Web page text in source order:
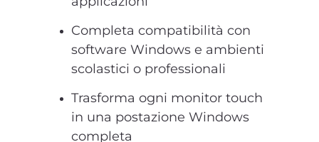
Completa compatibilità con
software Windows e ambienti
scolastici o professionali
Trasforma ogni monitor touch
in una postazione Windows
completa